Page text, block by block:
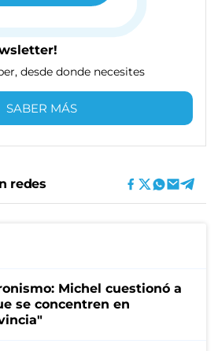
desde donde necesites
SABER MÁS
redes
Michel cuestionó a
se concentren en